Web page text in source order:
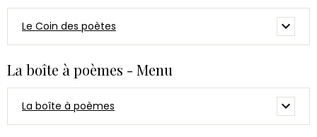
Le Coin des poètes
La boîte à poèmes - Menu
La boîte à poèmes